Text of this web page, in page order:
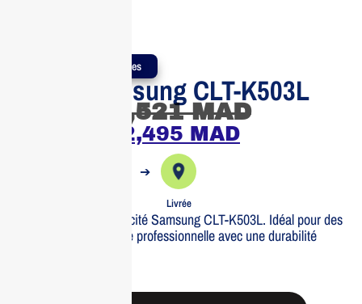
Produits Authentiques
Toner Samsung CLT-K503L
2,521MAD
2,495 MAD
➔
Livrée
Toner noir haute capacité Samsung CLT-K503L. Idéal pour des
impressions de qualité professionnelle avec une durabilité